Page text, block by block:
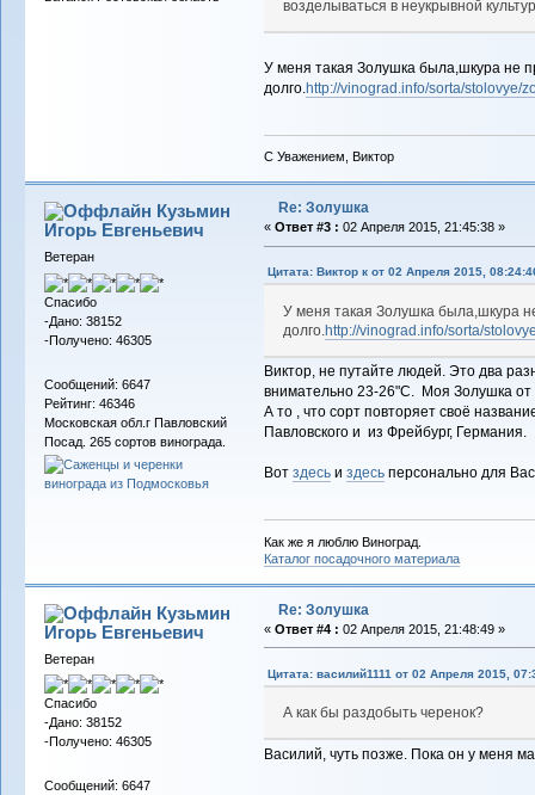
возделываться в неукрывной
У меня такая Золушка была,шкура не
долго.http://vinograd.info/sorta/stolovye/
С Уважением, Виктор
Кузьмин
Игорь Евгеньевич
Ветеран
Спасибо
-Дано: 38152
-Получено: 46305
Сообщений: 6647
Рейтинг: 46346
Московская обл.г Павловский
Посад. 265 сортов винограда.
Re: Золушка
« Ответ #3 : 02 Апреля 2015, 21:45:38 »
Цитата: Виктор к от 02 Апреля 2015,
У меня такая Золушка была,шкура
долго.http://vinograd.info/sorta/
Виктор, не путайте людей. Это два
внимательно 23-26"С. Моя Золушка
А то , что сорт повторяет своё
Павловского и из Фрейбург, Германия.
Вот здесьи здесьперсонально для
Как же я люблю Виноград.
Каталог посадочного материала
Кузьмин
Игорь Евгеньевич
Ветеран
Спасибо
-Дано: 38152
-Получено: 46305
Сообщений: 6647
Re: Золушка
« Ответ #4 : 02 Апреля 2015, 21:48:49 »
Цитата: василий1111 от 02 Апреля 2015,
А как бы раздобыть черенок?
Василий, чуть позже. Пока он у меня